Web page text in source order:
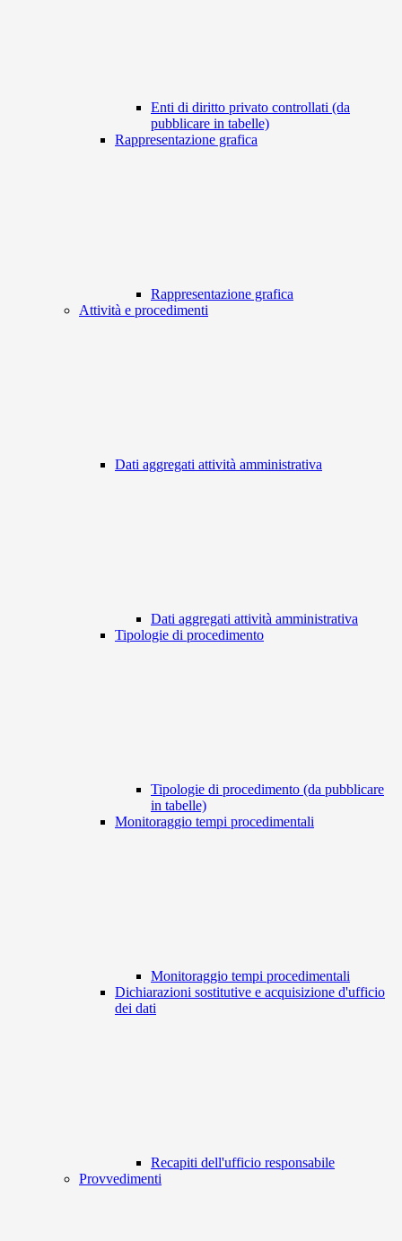
Enti di diritto privato controllati (da
pubblicare in tabelle)
Rappresentazione grafica
Rappresentazione grafica
Attività e procedimenti
Dati aggregati attività amministrativa
Dati aggregati attività amministrativa
Tipologie di procedimento
Tipologie di procedimento (da pubblicare
in tabelle)
Monitoraggio tempi procedimentali
Monitoraggio tempi procedimentali
Dichiarazioni sostitutive e acquisizione d'ufficio
dei dati
Recapiti dell'ufficio responsabile
Provvedimenti